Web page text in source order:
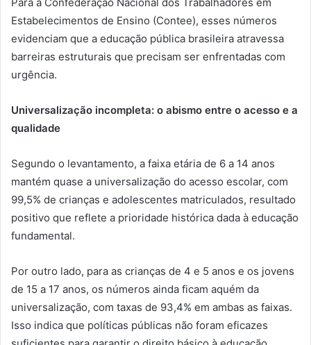
Estabelecimentos de Ensino (Contee), esses números
evidenciam que a educação pública brasileira atravessa
barreiras estruturais que precisam ser enfrentadas com
urgência.
Universalização incompleta: o abismo entre o acesso e a
qualidade
Segundo o levantamento, a faixa etária de 6 a 14 anos
mantém quase a universalização do acesso escolar, com
99,5% de crianças e adolescentes matriculados, resultado
positivo que reflete a prioridade histórica dada à educação
fundamental.
Por outro lado, para as crianças de 4 e 5 anos e os jovens
de 15 a 17 anos, os números ainda ficam aquém da
universalização, com taxas de 93,4% em ambas as faixas.
Isso indica que políticas públicas não foram eficazes